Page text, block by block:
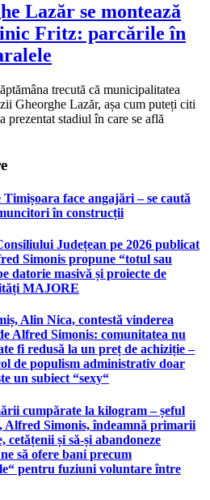
Lazăr se montează
Fritz: parcările în
trecută că municipalitatea
Gheorghe Lazăr, așa cum puteți citi
stadiul în care se află
face angajări – se caută
în construcții
Județean pe 2026 publicat
Simonis propune “totul sau
datorie masivă și proiecte de
MAJORE
Alin Nica, contestă vinderea
Alfred Simonis: comunitatea nu
fi redusă la un preț de achiziție –
de populism administrativ doar
un subiect “sexy“
cumpărate la kilogram – șeful
Alfred Simonis, îndeamnă primarii
cetățenii și să-și abandoneze
să ofere bani precum
pentru fuziuni voluntare între